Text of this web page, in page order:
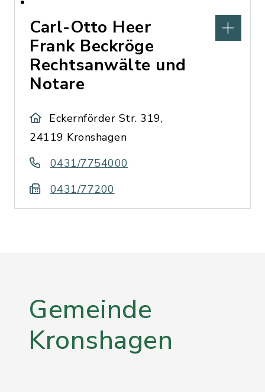
Carl-Otto Heer
Frank Beckröge
Rechtsanwälte und
Notare
Eckernförder Str. 319,
24119 Kronshagen
0431/7754000
0431/77200
Gemeinde
Kronshagen